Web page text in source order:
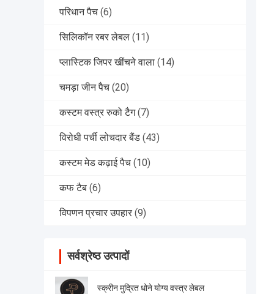
परिधान पैच (6)
सिलिकॉन रबर लेबल (11)
प्लास्टिक जिपर खींचने वाला (14)
चमड़ा जीन पैच (20)
कस्टम वस्त्र रुको टैग (7)
विरोधी पर्ची लोचदार बैंड (43)
कस्टम मेड कढ़ाई पैच (10)
कफ टैब (6)
विपणन प्रचार उपहार (9)
सर्वश्रेष्ठ उत्पादों
स्क्रीन मुद्रित धोने योग्य वस्त्र लेबल